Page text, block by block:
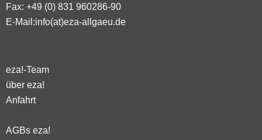
Fax: +49 (0) 831 960286-90
E-Mail:info(at)eza-allgaeu.de
eza!-Team
über eza!
Anfahrt
AGBs eza!